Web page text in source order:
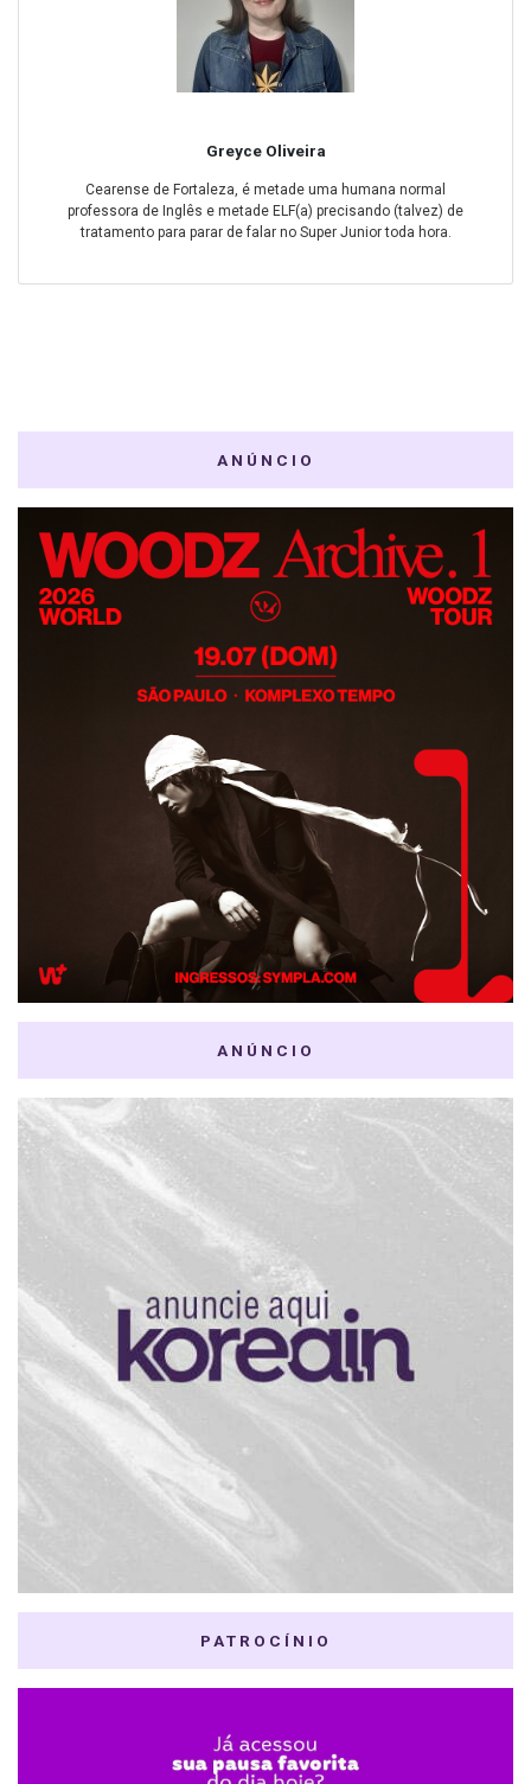
Greyce Oliveira
Cearense de Fortaleza, é metade uma humana normal
professora de Inglês e metade ELF(a) precisando (talvez) de
tratamento para parar de falar no Super Junior toda hora.
ANÚNCIO
ANÚNCIO
PATROCÍNIO